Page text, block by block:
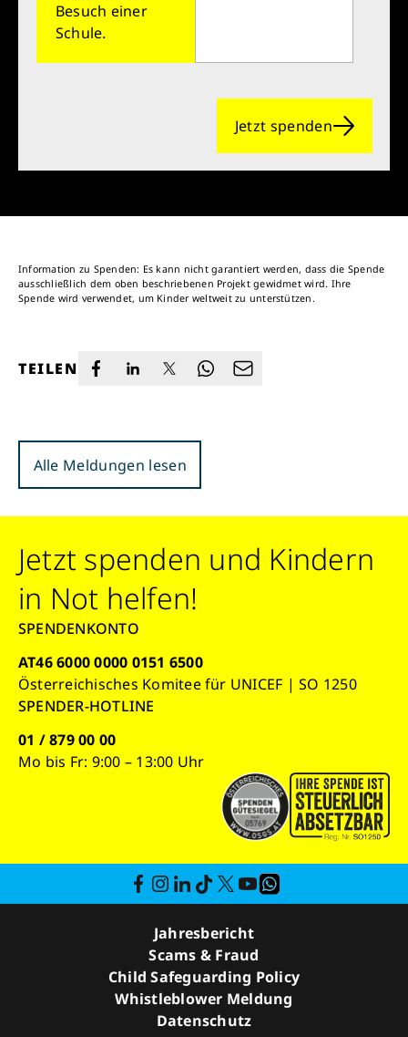
Besuch einer
Schule.
Jetzt spenden
Information zu Spenden: Es kann nicht garantiert werden, dass die Spende
ausschließlich dem oben beschriebenen Projekt gewidmet wird. Ihre
Spende wird verwendet, um Kinder weltweit zu unterstützen.
TEILEN
Alle Meldungen lesen
Jetzt spenden und Kindern
in Not helfen!
SPENDENKONTO
AT46 6000 0000 0151 6500
Österreichisches Komitee für UNICEF | SO 1250
SPENDER-HOTLINE
01 / 879 00 00
Mo bis Fr: 9:00 – 13:00 Uhr
Jahresbericht
Scams & Fraud
Child Safeguarding Policy
Whistleblower Meldung
Datenschutz